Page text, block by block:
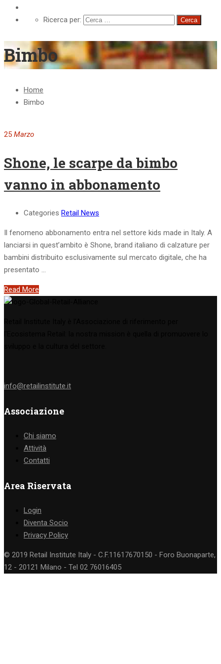
Ricerca per:
Bimbo
Home
Bimbo
25 Marzo
Shone, le scarpe da bimbo
vanno in abbonamento
Categories Retail News
Il fenomeno abbonamento entra nel settore kids made in Italy. A
lanciarsi in quest’ambito è Shone, brand italiano di calzature per
bambini distribuito esclusivamente sul mercato digitale, che ha
presentato …
Read More
info@retailinstitute.it
Associazione
Chi siamo
Attività
Contatti
Area Riservata
Login
Diventa Socio
Privacy Policy
© 2019 Retail Institute Italy - C.F.11617670150 - Foro Buonaparte,
12 - 20121 Milano - Tel 02 76016405